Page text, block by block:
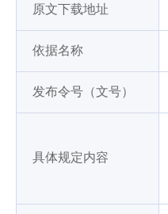
原文下载地址
依据名称
发布令号（文号）
具体规定内容